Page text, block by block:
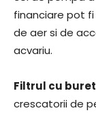
financiare pot
de aer si de
acvariu.
Filtrul cu
crescatorii de